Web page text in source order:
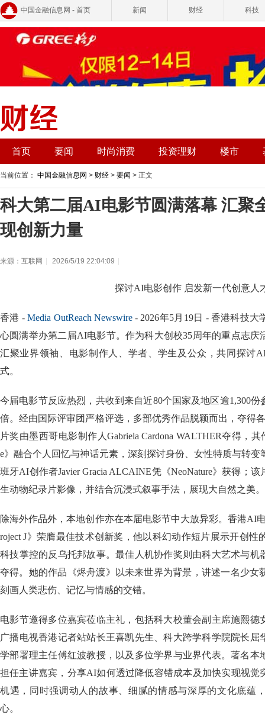
中国金融信息网 - 首页 新闻 财经 科技
首页 要闻 时尚消费 投资理财 楼市
当前位置： 中国金融信息网 > 财经 > 要闻 > 正文
科大第二届AI电影节圆满落幕 汇聚
现创新力量
来源：互联网 2026/5/19 22:04:09
探讨AI电影创作 启发新一代创意人
香港 -Media OutReach Newswire- 2026年5月19日 - 香港科技大
心圆满举办第二届AI电影节。作为科大创校35周年的重点志庆
汇聚业界领袖、电影制作人、学者、学生及公众，共同探讨
式。
今届电影节反应热烈，共收到来自近80个国家及地区逾1,300
倍。经由国际评审团严格评选，多部优秀作品脱颖而出，夺得
片奖由墨西哥电影制作人Gabriela Cardona WALTHER夺得，其
e》融合个人回忆与神话元素，深刻探讨身份、女性特质与转
班牙AI创作者Javier Gracia ALCAINE凭《NeoNature》获得；
生动物纪录片影像，并结合沉浸式叙事手法，展现大自然之美。
除海外作品外，本地创作亦在本届电影节中大放异彩。香港AI
roject J》荣膺最佳技术创新奖，他以科幻动作短片展示开创
科技掌控的反乌托邦故事。最佳人机协作奖则由科大艺术与机
夺得。她的作品《烬舟渡》以未来世界为背景，讲述一名少女
刻画人类悲伤、记忆与情感的交错。
电影节邀得多位嘉宾莅临主礼，包括科大校董会副主席施熙德
广播电视香港记者站站长王喜凯先生、科大跨学科学院院长屈
学部署理主任傅红波教授，以及多位学界与业界代表。著名本
担任主讲嘉宾，分享AI如何透过降低容错成本及加快实现视觉
机遇，同时强调动人的故事、细腻的情感与深厚的文化底蕴
心。